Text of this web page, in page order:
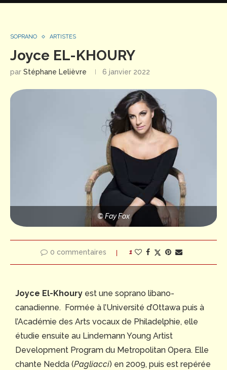
SOPRANO ARTISTES
Joyce EL-KHOURY
par Stéphane Lelièvre 6 janvier 2022
© Fay Fox
0 commentaires 1
Joyce El-Khoury est une soprano libano-
canadienne. Formée à l’Université d’Ottawa puis à
l’Académie des Arts vocaux de Philadelphie, elle
étudie ensuite au Lindemann Young Artist
Development Program du Metropolitan Opera. Elle
chante Nedda (Pagliacci) en 2009, puis est repérée